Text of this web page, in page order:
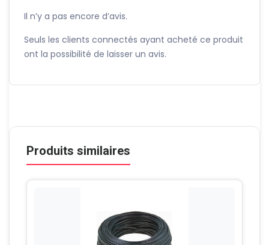
Il n’y a pas encore d’avis.
Seuls les clients connectés ayant acheté ce produit
ont la possibilité de laisser un avis.
Produits similaires